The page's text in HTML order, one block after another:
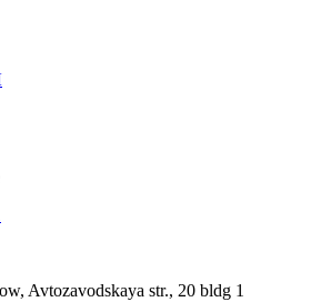
Avtozavodskaya str., 20 bldg 1